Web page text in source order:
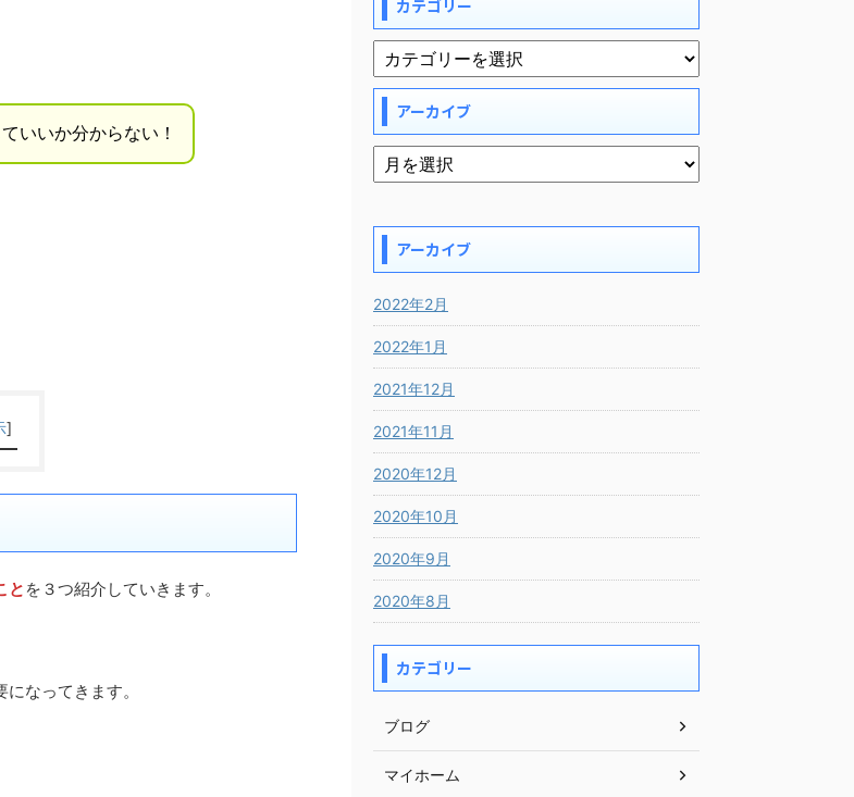
いいか分からない！
]
と を３つ紹介していきます。
なってきます。
カテゴリー
アーカイブ
アーカイブ
2022年2月
2022年1月
2021年12月
2021年11月
2020年12月
2020年10月
2020年9月
2020年8月
カテゴリー
ブログ
マイホーム